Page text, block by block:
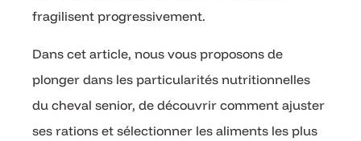
fragilisent progressivement.
Dans cet article, nous vous proposons de
plonger dans les particularités nutritionnelles
du cheval senior, de découvrir comment ajuster
ses rations et sélectionner les aliments les plus